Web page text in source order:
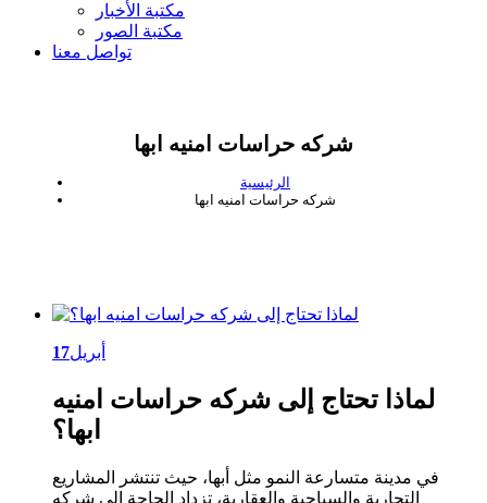
مكتبة الأخبار
مكتبة الصور
تواصل معنا
شركه حراسات امنيه ابها
الرئيسية
شركه حراسات امنيه ابها
17أبريل
لماذا تحتاج إلى شركه حراسات امنيه
ابها؟
في مدينة متسارعة النمو مثل أبها، حيث تنتشر المشاريع
التجارية والسياحية والعقارية، تزداد الحاجة إلى شركه